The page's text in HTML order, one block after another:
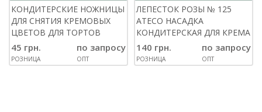
КОНДИТЕРСКИЕ НОЖНИЦЫ
ДЛЯ СНЯТИЯ КРЕМОВЫХ
ЦВЕТОВ ДЛЯ ТОРТОВ
45 грн.
РОЗНИЦА
по запросу
ОПТ
ЛЕПЕСТОК РОЗЫ № 125
ATECO НАСАДКА
КОНДИТЕРСКАЯ ДЛЯ КРЕМА
140 грн.
РОЗНИЦА
по запросу
ОПТ